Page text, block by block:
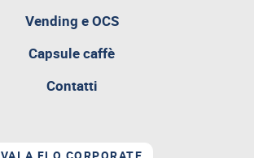
Vending e OCSpagina
Capsule caffè
Contatti